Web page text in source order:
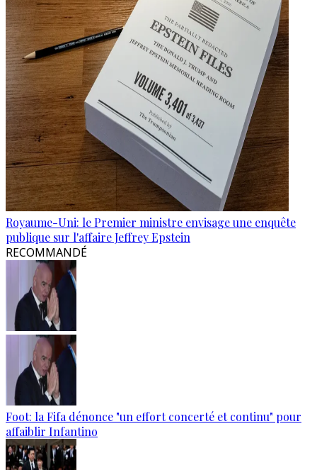
Royaume-Uni: le Premier ministre envisage une enquête
publique sur l'affaire Jeffrey Epstein
RECOMMANDÉ
Foot: la Fifa dénonce "un effort concerté et continu" pour
affaiblir Infantino